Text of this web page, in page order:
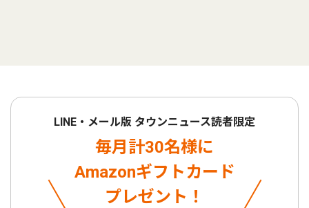
LINE・メール版 タウンニュース読者限定
毎月計30名様に
Amazonギフトカード
プレゼント！